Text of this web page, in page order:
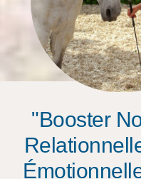
"Booster